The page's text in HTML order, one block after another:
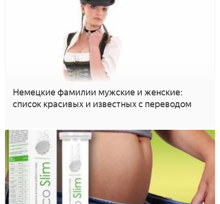
Немецкие фамилии мужские и женские:
список красивых и известных с переводом